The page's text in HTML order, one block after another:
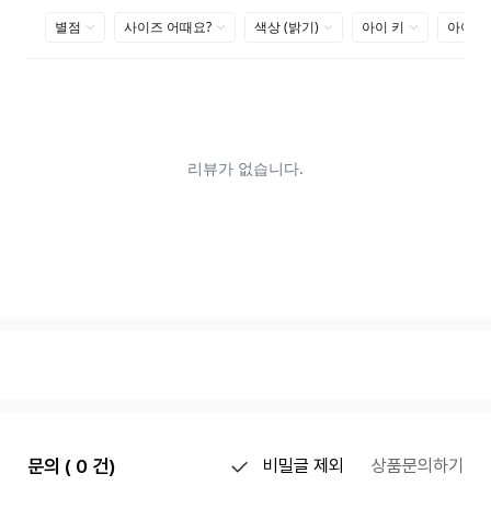
문의 ( 0 건) 비밀글 제외 상품문의하기